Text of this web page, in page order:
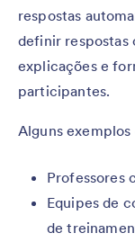
respostas
definir respostas
explicações e
participantes.
Alguns
Professores
Equipes de
de